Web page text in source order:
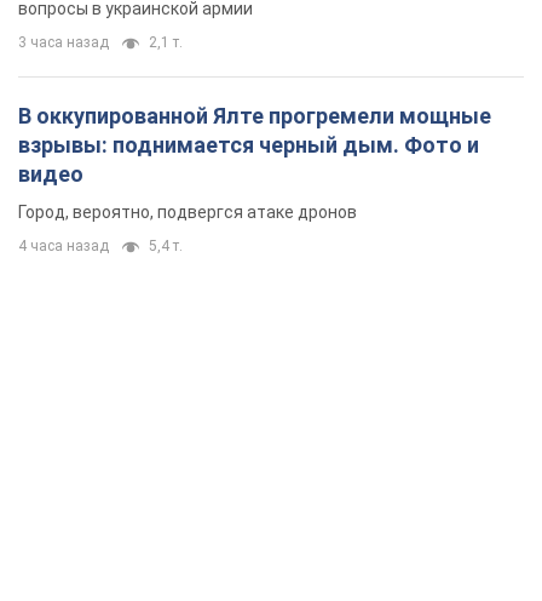
вопросы в украинской армии
3 часа назад 2,1 т.
В оккупированной Ялте прогремели мощные
взрывы: поднимается черный дым. Фото и
видео
Город, вероятно, подвергся атаке дронов
4 часа назад 5,4 т.